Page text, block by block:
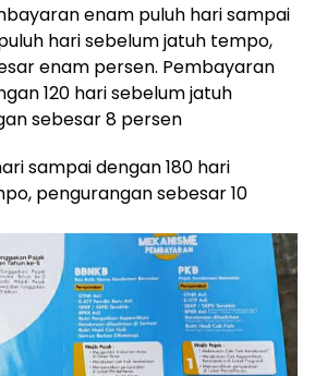
enam puluh hari sampai
hari sebelum jatuh tempo,
enam persen. Pembayaran
120 hari sebelum jatuh
sebesar 8 persen
sampai dengan 180 hari
pengurangan sebesar 10